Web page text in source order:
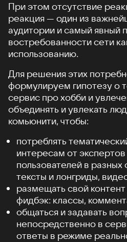
При этом отсутствие
реакция — один из
аудитории и самый явный
востребованности сети
использованию.
Для решения этих
формулируем гипотезу о
сервис про хобби и
объединять и увлекать
комьюнити, чтобы:
потреблять
интересам от
пользователей в
тексты и лонгриды,
размещать свой
фидбэк: классы,
общаться и задавать
непосредственно в
ответы в режиме